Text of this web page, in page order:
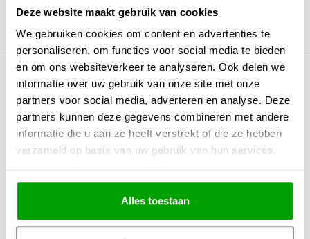
Deze website maakt gebruik van cookies
We gebruiken cookies om content en advertenties te
personaliseren, om functies voor social media te bieden
en om ons websiteverkeer te analyseren. Ook delen we
informatie over uw gebruik van onze site met onze
partners voor social media, adverteren en analyse. Deze
partners kunnen deze gegevens combineren met andere
informatie die u aan ze heeft verstrekt of die ze hebben
verzameld op basis van uw gebruik van hun services.
Alles toestaan
Incl. dimmer
Meer producten uit deze serie